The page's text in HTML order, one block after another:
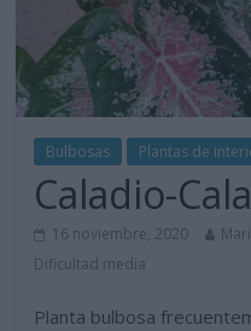
Bulbosas Plantas de
Caladio-
16 noviembre, 2020
Dificultad media
Planta bulbosa